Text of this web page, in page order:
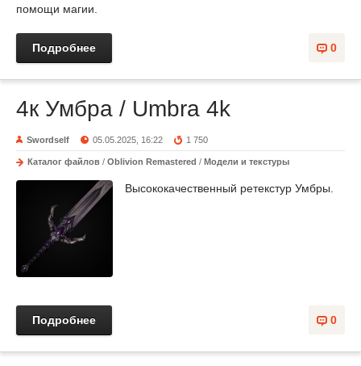
помощи магии.
0
Подробнее
4к Умбра / Umbra 4k
Swordself 05.05.2025, 16:22 1 750
Каталог файлов / Oblivion Remastered / Модели и текстуры
Высококачественный ретекстур Умбры.
0
Подробнее